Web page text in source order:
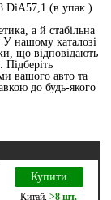
DiA57,1 (в упак.)
а й стабільна
У нашому каталозі
що відповідають
вашого авто та
до будь-якого
Купити
Китай >8 шт.